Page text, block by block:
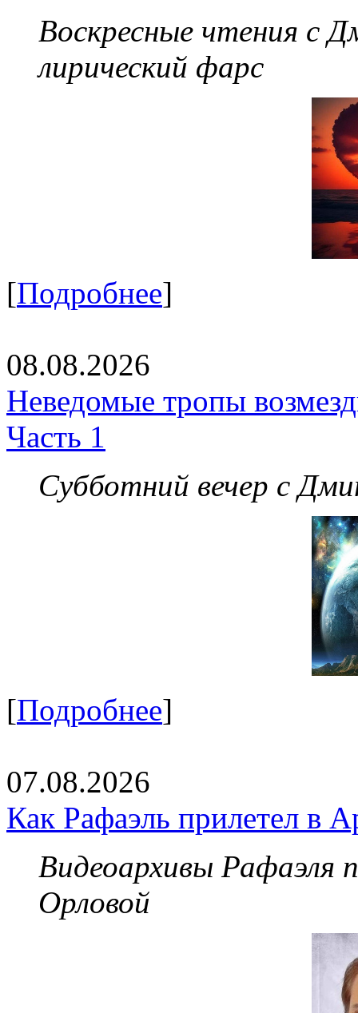
Воскресные чтения с
лирический фарс
[Подробнее]
08.08.2026
Неведомые тропы
Часть 1
Субботний вечер с
[Подробнее]
07.08.2026
Как Рафаэль прилетел в
Видеоархивы Рафаэля
Орловой